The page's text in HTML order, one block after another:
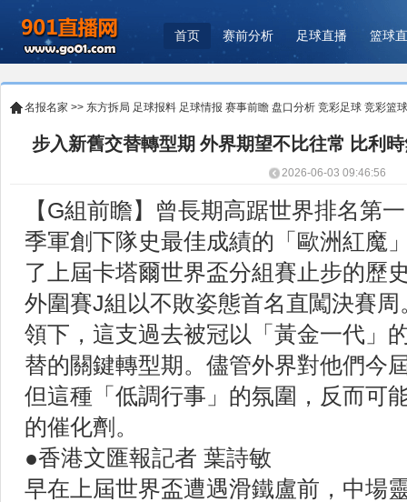
首页 赛前分析 足球直播 篮球
名报名家 >> 东方拆局 足球报料 足球情报 赛事前瞻 盘口分析 竞彩足球 竞彩篮球
步入新舊交替轉型期 外界期望不比往常 比利
2026-06-03 09:46:56
【G組前瞻】曾長期高踞世界排名第
季軍創下隊史最佳成績的「歐洲紅魔
了上屆卡塔爾世界盃分組賽止步的歷
外圍賽J組以不敗姿態首名直闖決賽
領下，這支過去被冠以「黃金一代」
替的關鍵轉型期。儘管外界對他們今
但這種「低調行事」的氛圍，反而可
的催化劑。
●香港文匯報記者 葉詩敏
早在上屆世界盃遭遇滑鐵盧前，中場